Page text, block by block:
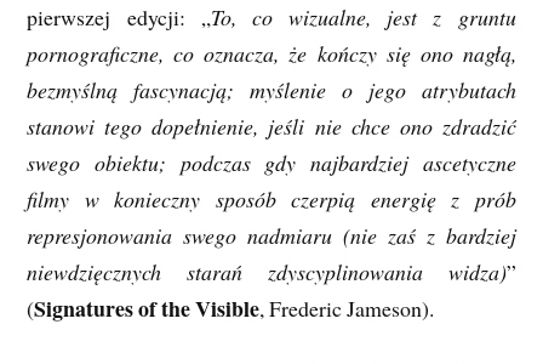
pierwszej edycji: „To, co wizualne, jest z gruntu
pornograficzne, co oznacza, że kończy się ono nagłą,
bezmyślną fascynacją; myślenie o jego atrybutach
stanowi tego dopełnienie, jeśli nie chce ono zdradzić
swego obiektu; podczas gdy najbardziej ascetyczne
filmy w konieczny sposób czerpią energię z prób
represjonowania swego nadmiaru (nie zaś z bardziej
niewdzięcznych starań zdyscyplinowania widza)”
(Signatures of the Visible, Frederic Jameson).